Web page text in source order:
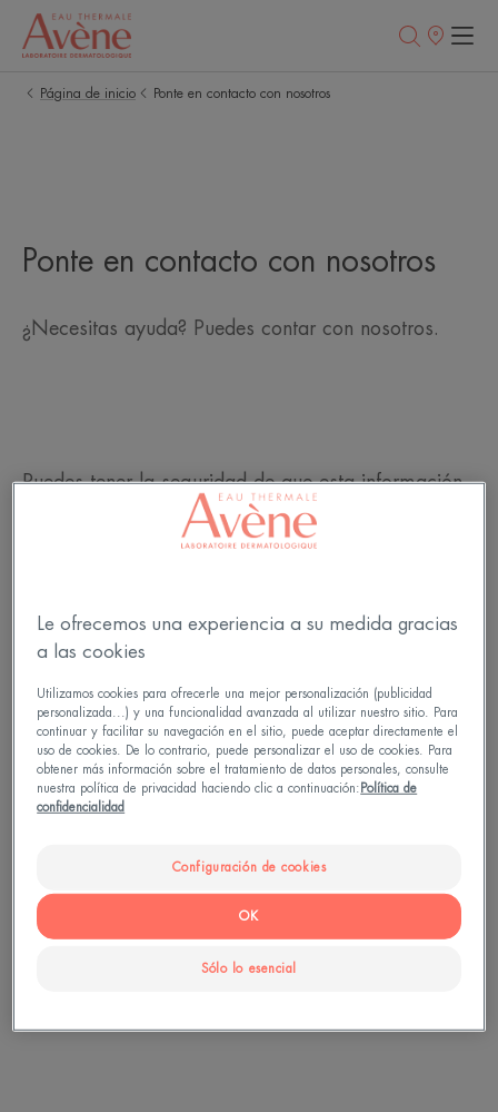
Puntos
Página de inicio
Ponte en contacto con nosotros
Ponte en contacto con nosotros
¿Necesitas ayuda? Puedes contar con nosotros.
Puedes tener la seguridad de que esta información
se utilizará únicamente para darte una respuesta a
la mayor brevedad. Tus datos personales se
Le ofrecemos una experiencia a su medida gracias
a las cookies
Utilizamos cookies para ofrecerle una mejor personalización (publicidad
personalizada...) y una funcionalidad avanzada al utilizar nuestro sitio. Para
continuar y facilitar su navegación en el sitio, puede aceptar directamente el
uso de cookies. De lo contrario, puede personalizar el uso de cookies. Para
obtener más información sobre el tratamiento de datos personales, consulte
nuestra política de privacidad haciendo clic a continuación: Política de
confidencialidad
Configuración de cookies
Sólo lo esencial
OK